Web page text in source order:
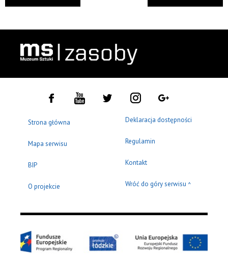
Strona główna
Mapa serwisu
BIP
O projekcie
Deklaracja dostępności
Regulamin
Kontakt
Wróć do góry serwisu ^